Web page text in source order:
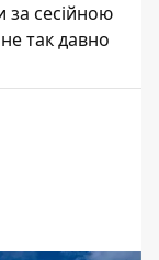
за сесійною
так давно